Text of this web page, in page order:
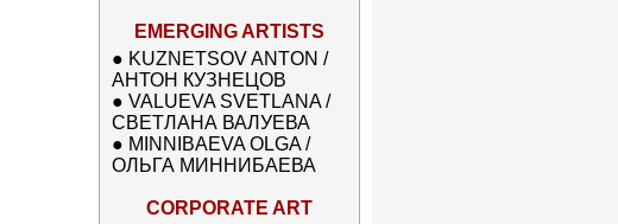
EMERGING ARTISTS
● KUZNETSOV ANTON /
АНТОН КУЗНЕЦОВ
● VALUEVA SVETLANA /
СВЕТЛАНА ВАЛУЕВА
● MINNIBAEVA OLGA /
ОЛЬГА МИННИБАЕВА
CORPORATE ART